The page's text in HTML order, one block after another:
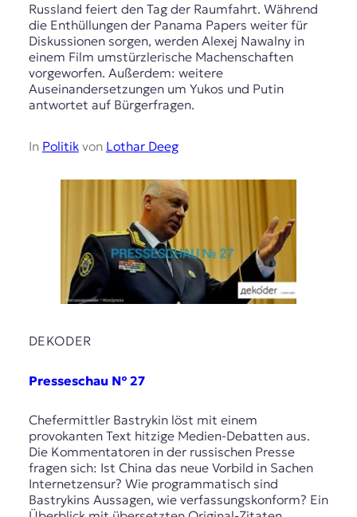
Russland feiert den Tag der Raumfahrt. Während
die Enthüllungen der Panama Papers weiter für
Diskussionen sorgen, werden Alexej Nawalny in
einem Film umstürzlerische Machenschaften
vorgeworfen. Außerdem: weitere
Auseinandersetzungen um Yukos und Putin
antwortet auf Bürgerfragen.
In Politikvon Lothar Deeg
DEKODER
Presseschau № 27
Chefermittler Bastrykin löst mit einem
provokanten Text hitzige Medien-Debatten aus.
Die Kommentatoren in der russischen Presse
fragen sich: Ist China das neue Vorbild in Sachen
Internetzensur? Wie programmatisch sind
Bastrykins Aussagen, wie verfassungskonform? Ein